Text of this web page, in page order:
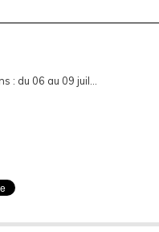
: du 06 au 09 juil...